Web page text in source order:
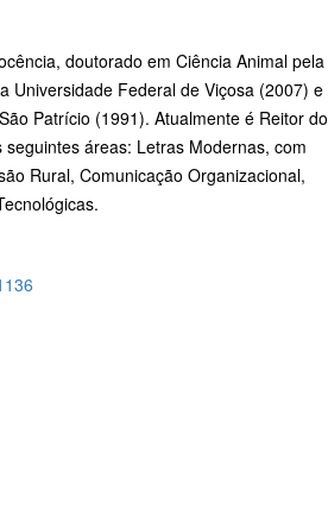
doutorado em Ciência Animal pela
Universidade Federal de Viçosa (2007) e
Patrício (1991). Atualmente é Reitor do
áreas: Letras Modernas, com
Rural, Comunicação Organizacional,